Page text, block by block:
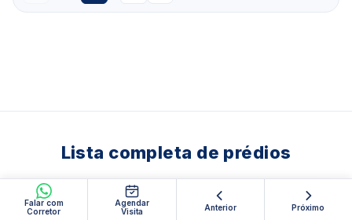
Falar com
Corretor
Agendar
Visita
Anterior Próximo
Lista completa de prédios
SOUTH OF 5TH (SOFI)